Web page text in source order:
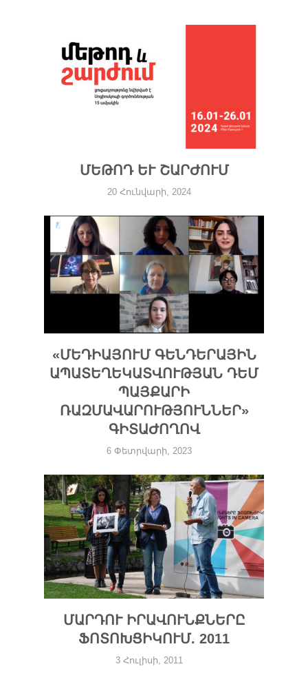
ՄԵԹՈԴ ԵՒ ՇԱՐԺՈՒՄ
20 Հունվարի, 2024
«ՄԵԴԻԱՅՈՒՄ ԳԵՆԴԵՐԱՅԻՆ
ԱՊԱՏԵՂԵԿԱՏՎՈՒԹՅԱՆ ԴԵՄ
ՊԱՅՔԱՐԻ
ՌԱԶՄԱՎԱՐՈՒԹՅՈՒՆՆԵՐ»
ԳԻՏԱԺՈՂՈՎ
6 Փետրվարի, 2023
ՄԱՐԴՈՒ ԻՐԱՎՈՒՆՔՆԵՐԸ
ՖՈՏՈԽՑԻԿՈՒՄ. 2011
3 Հուլիսի, 2011